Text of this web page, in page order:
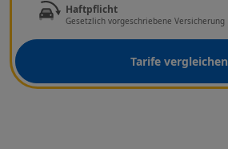
Haftpflicht
Gesetzlich vorgeschriebene Versicherung
Tarife vergleichen